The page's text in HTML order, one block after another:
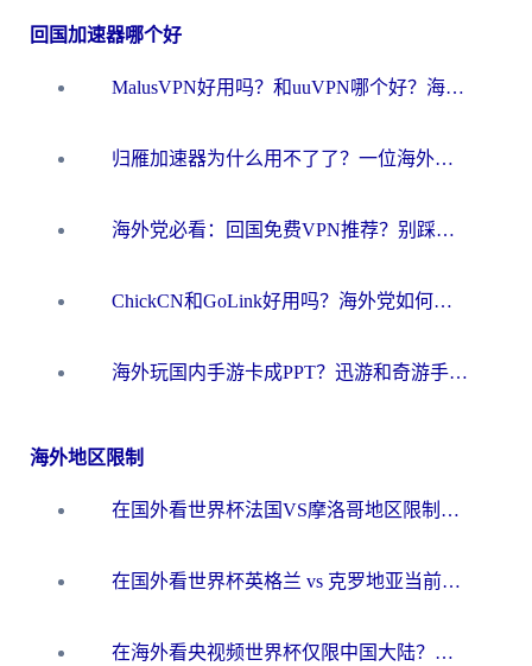
回国加速器哪个好
MalusVPN好用吗？和uuVPN哪个好？海外党无缝访问国内资源的真实对比与选择指南
归雁加速器为什么用不了了？一位海外游子的真实困惑与技术解答
海外党必看：回国免费VPN推荐？别踩坑！教你选对加速器无缝刷国内资源
ChickCN和GoLink好用吗？海外党如何选对回国加速器
海外玩国内手游卡成PPT？迅游和奇游手游哪个好？一篇讲透回国加速器怎么选
海外地区限制
在国外看世界杯法国VS摩洛哥地区限制？这篇指南让你流畅看中文解说无压力
在国外看世界杯英格兰 vs 克罗地亚当前地区不可播放？这篇指南帮你搞定所有海外观赛难题
在海外看央视频世界杯仅限中国大陆？这篇指南帮你解锁中文解说+无卡顿直播